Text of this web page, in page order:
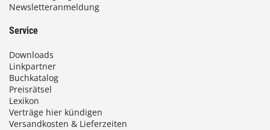
Newsletteranmeldung
Service
Downloads
Linkpartner
Buchkatalog
Preisrätsel
Lexikon
Verträge hier kündigen
Versandkosten & Lieferzeiten